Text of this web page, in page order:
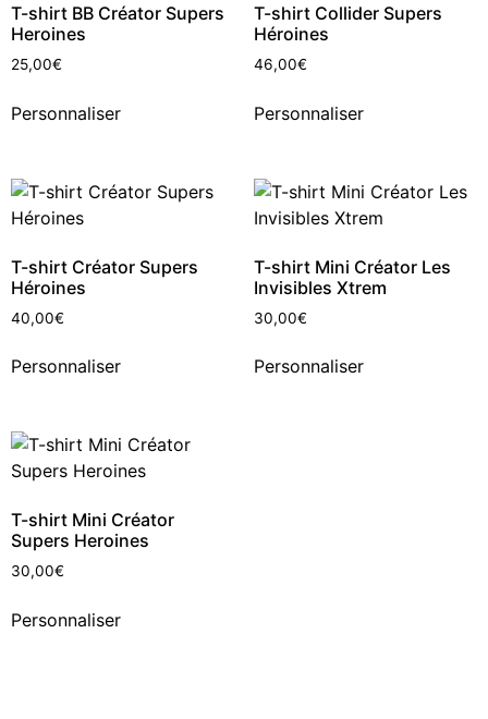
T-shirt BB Créator Supers
Heroines
25,00€
Personnaliser
T-shirt Collider Supers
Héroines
46,00€
Personnaliser
T-shirt Créator Supers
Héroines
40,00€
Personnaliser
T-shirt Mini Créator Les
Invisibles Xtrem
30,00€
Personnaliser
T-shirt Mini Créator
Supers Heroines
30,00€
Personnaliser